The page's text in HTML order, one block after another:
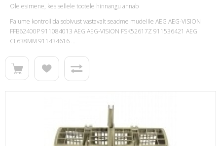
Ole esimene, kes sellele tootele hinnangu annab
Palume kontrollida sobivust vastavalt seadme mudelile AEG AEG-VISION
FFB62400P 911084013 AEG AEG-VISION FSK52617Z 911536421 AEG
CL638MM 911434616 ...